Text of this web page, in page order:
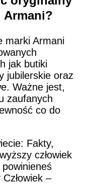
Armani?
marki Armani
jak butiki
jubilerskie oraz
Ważne jest,
zaufanych
co do
Fakty,
człowiek
–